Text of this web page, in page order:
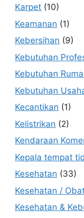
Karpet (10)
Keamanan (1)
Kebersihan (9)
Kebutuhan
Kebutuhan
Kebutuhan
Kecantikan (1)
Kelistrikan (2)
Kendaraan
Kepala tempat
Kesehatan (33)
Kesehatan /
Kesehatan &